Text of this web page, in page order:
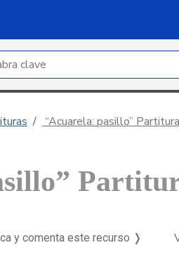
por palabra clave
“Acuarela: pasillo”
y comenta este recurso ❭